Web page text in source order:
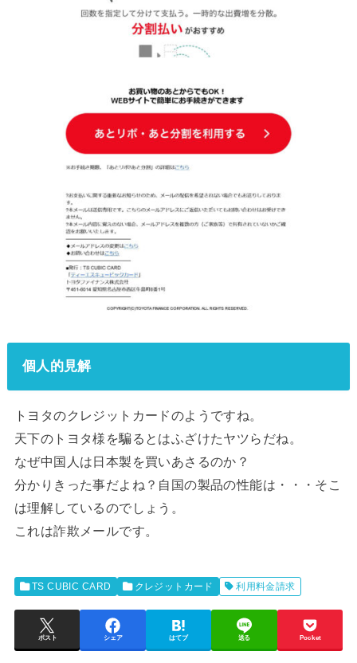
個人的見解
トヨタのクレジットカードのようですね。
天下のトヨタ様を騙るとはふざけたヤツらだね。
なぜ中国人は日本製を買いあさるのか？
分かりきった事だよね？自国の製品の性能は・・・そこ
は理解しているのでしょう。
これは詐欺メールです。
TS CUBIC CARD クレジットカード 利⽤料⾦請求
ポスト シェア はてブ 送る Pocket